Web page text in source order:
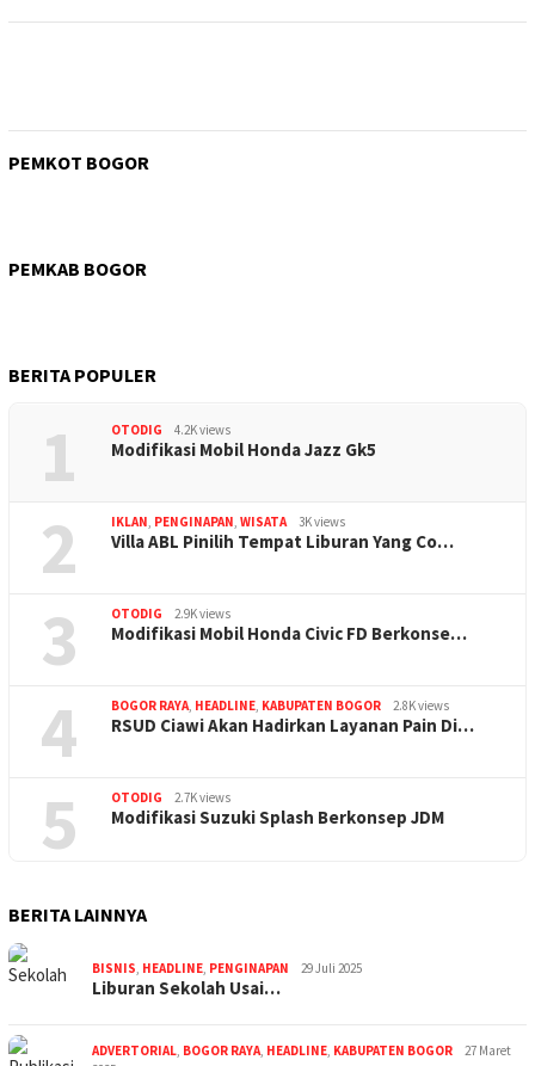
PEMKOT BOGOR
PEMKAB BOGOR
BERITA POPULER
1 OTODIG 4.2K views
Modifikasi Mobil Honda Jazz Gk5
2 IKLAN, PENGINAPAN, WISATA 3K views
Villa ABL Pinilih Tempat Liburan Yang Co…
3 OTODIG 2.9K views
Modifikasi Mobil Honda Civic FD Berkonse…
4 BOGOR RAYA, HEADLINE, KABUPATEN BOGOR 2.8K views
RSUD Ciawi Akan Hadirkan Layanan Pain Di…
5 OTODIG 2.7K views
Modifikasi Suzuki Splash Berkonsep JDM
BERITA LAINNYA
BISNIS, HEADLINE, PENGINAPAN 29 Juli 2025
Liburan Sekolah Usai…
ADVERTORIAL, BOGOR RAYA, HEADLINE, KABUPATEN BOGOR
27 Maret